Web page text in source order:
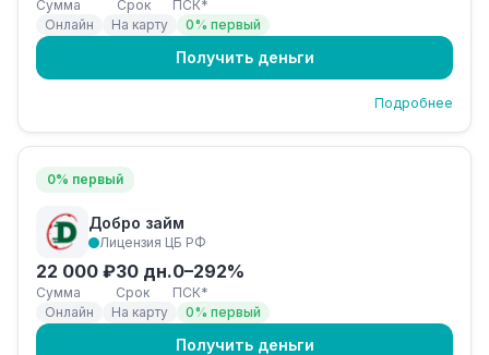
Сумма Срок
ПСК*
Онлайн
На карту 0% первый
Получить деньги
Подробнее
0% первый
Добро займ
Лицензия ЦБ РФ
22 000 ₽
Сумма
30 дн.
Срок
0–292%
ПСК*
Онлайн
На карту 0% первый
Получить деньги